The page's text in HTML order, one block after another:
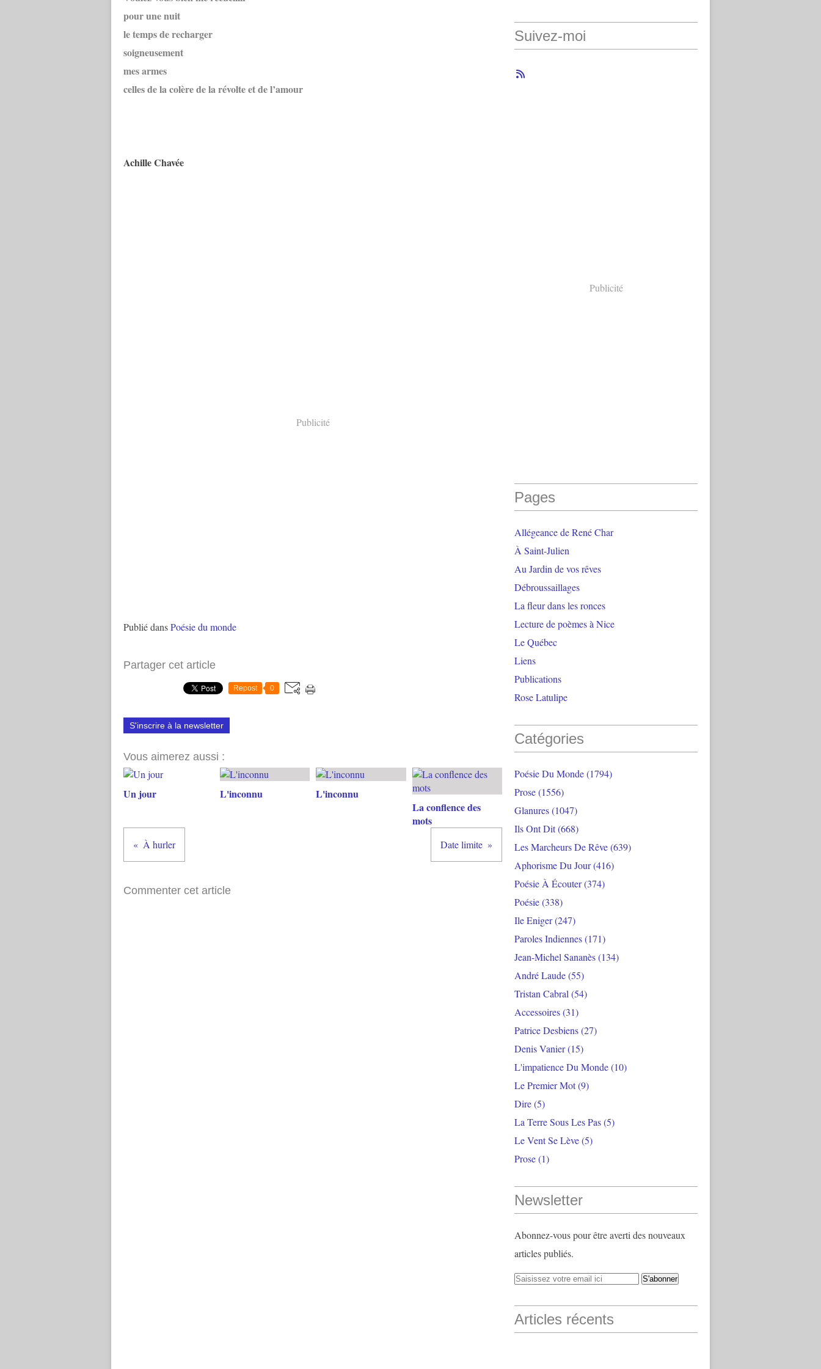
pour une nuit
le temps de recharger
soigneusement
mes armes
celles de la colère de la révolte et de l’amour
Achille Chavée
Publicité
Publié dansPoésie du monde
Partager cet article
Repost 0
S'inscrire à la newsletter
Vous aimerez aussi :
Un jour L'inconnu
L'inconnu
La conflence des
mots
À hurler Date limite
Commenter cet article
Suivez-moi
Publicité
Pages
Allégeance de René Char
À Saint-Julien
Au Jardin de vos rêves
Débroussaillages
La fleur dans les ronces
Lecture de poèmes à Nice
Le Québec
Liens
Publications
Rose Latulipe
Catégories
Poésie Du Monde(1794)
Prose(1556)
Glanures(1047)
Ils Ont Dit(668)
Les Marcheurs De Rêve(639)
Aphorisme Du Jour(416)
Poésie À Écouter(374)
Poésie(338)
Ile Eniger(247)
Paroles Indiennes(171)
Jean-Michel Sananès(134)
André Laude(55)
Tristan Cabral (54)
Accessoires(31)
Patrice Desbiens(27)
Denis Vanier(15)
L'impatience Du Monde(10)
Le Premier Mot(9)
Dire(5)
La Terre Sous Les Pas(5)
Le Vent Se Lève(5)
Prose(1)
Newsletter
Abonnez-vous pour être averti des nouveaux
articles publiés.
Articles récents